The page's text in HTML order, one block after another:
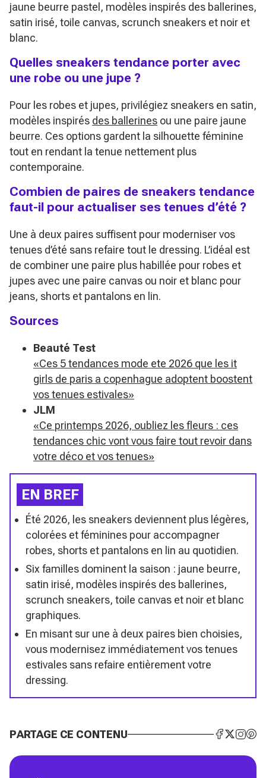
jaune beurre pastel, modèles inspirés des ballerines,
satin irisé, toile canvas, scrunch sneakers et noir et
blanc.
Quelles sneakers tendance porter avec
une robe ou une jupe ?
Pour les robes et jupes, privilégiez sneakers en satin,
modèles inspirés des ballerines ou une paire jaune
beurre. Ces options gardent la silhouette féminine
tout en rendant la tenue nettement plus
contemporaine.
Combien de paires de sneakers tendance
faut-il pour actualiser ses tenues d’été ?
Une à deux paires suffisent pour moderniser vos
tenues d’été sans refaire tout le dressing. L’idéal est
de combiner une paire plus habillée pour robes et
jupes avec une paire canvas ou noir et blanc pour
jeans, shorts et pantalons en lin.
Sources
Beauté Test
«Ces 5 tendances mode ete 2026 que les it
girls de paris a copenhague adoptent boostent
vos tenues estivales»
JLM
«Ce printemps 2026, oubliez les fleurs : ces
tendances chic vont vous faire tout revoir dans
votre déco et vos tenues»
EN BREF
Été 2026, les sneakers deviennent plus légères,
colorées et féminines pour accompagner
robes, shorts et pantalons en lin au quotidien.
Six familles dominent la saison : jaune beurre,
satin irisé, modèles inspirés des ballerines,
scrunch sneakers, toile canvas et noir et blanc
graphiques.
En misant sur une à deux paires bien choisies,
vous modernisez immédiatement vos tenues
estivales sans refaire entièrement votre
dressing.
PARTAGE CE CONTENU